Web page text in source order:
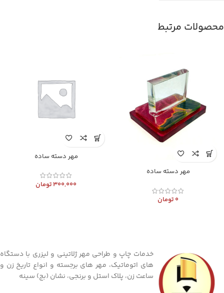
محصولات مرتبط
مهر دسته ساده
0 تومان
مهر دسته ساده
300,000تومان
خدمات چاپ و طراحی مهر ژلاتینی و لیزری با دستگاه
های اتوماتیک، مهر های برجسته و انواع تاریخ زن و
ساعت زن، پلاک استل و برنجی، نشان (بج) سینه